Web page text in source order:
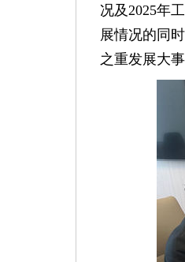
况及2025年
展情况的同
之重发展大